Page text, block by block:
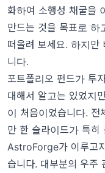
화하여 소행성 채굴을
만드는 것을 목표로
떠올려 보세요. 하지만
니다.
포트폴리오 펀드가 투
대해서 알고는 있었지
이 처음이었습니다. 전
만 한 슬라이드가 특히
AstroForge가 이루고
습니다. 대부분의 우주